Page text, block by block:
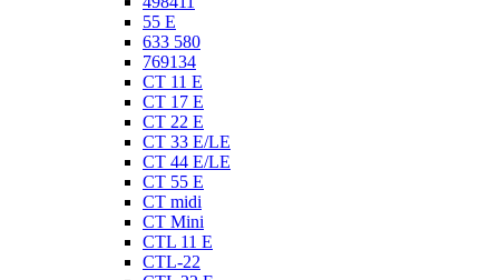
55 E
633 580
769134
CT 11 E
CT 17 E
CT 22 E
CT 33 E/LE
CT 44 E/LE
CT 55 E
CT midi
CT Mini
CTL 11 E
CTL-22